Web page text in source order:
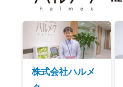
株式会社ハルメ